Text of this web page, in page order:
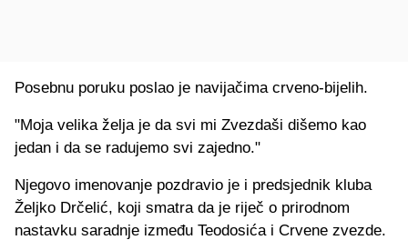
Posebnu poruku poslao je navijačima crveno-bijelih.
"Moja velika želja je da svi mi Zvezdaši dišemo kao
jedan i da se radujemo svi zajedno."
Njegovo imenovanje pozdravio je i predsjednik kluba
Željko Drčelić, koji smatra da je riječ o prirodnom
nastavku saradnje između Teodosića i Crvene zvezde.